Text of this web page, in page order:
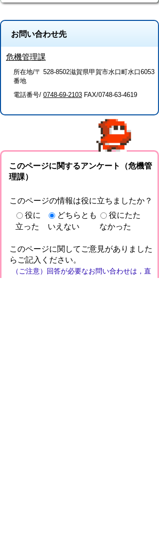
お問い合わせ先
危機管理課
所在地/〒 528-8502滋賀県甲賀市水口町水口6053
番地
電話番号/ 0748-69-2103 FAX/0748-63-4619
このページに関するアンケート（危機管
理課）
このページの情報は役に立ちましたか？
役に
立った
どちらとも
いえない
役にたた
なかった
このページに関してご意見がありました
らご記入ください。
（ご注意）回答が必要なお問い合わせは，直